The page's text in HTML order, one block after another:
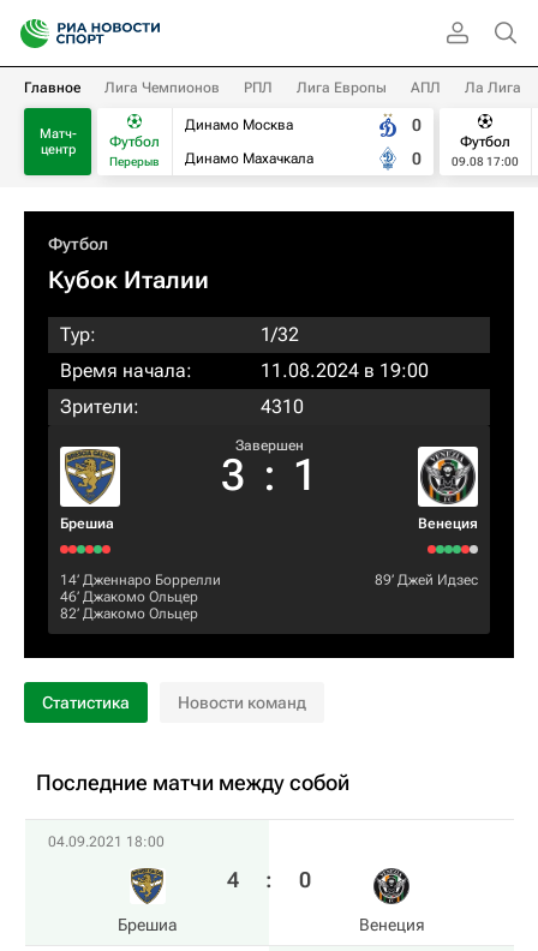
Главное Лига Чемпионов РПЛ Лига Европы АПЛ Ла Лига
Матч-
центр
Футбол
Перерыв
Динамо Москва
Динамо Махачкала
0
0
Футбол
09.08 17:00
Футбол
Кубок Италии
Тур:
1/32
Время начала:
11.08.2024 в 19:00
Зрители:
4310
Брешиа
Завершен
3 : 1
Венеция
14‎’‎ Дженнаро Боррелли
46‎’‎ Джакомо Ольцер
82‎’‎ Джакомо Ольцер
89‎’‎ Джей Идзес
Статистика Новости команд
Последние матчи между собой
04.09.2021 18:00
Брешиа
4 : 0
Венеция